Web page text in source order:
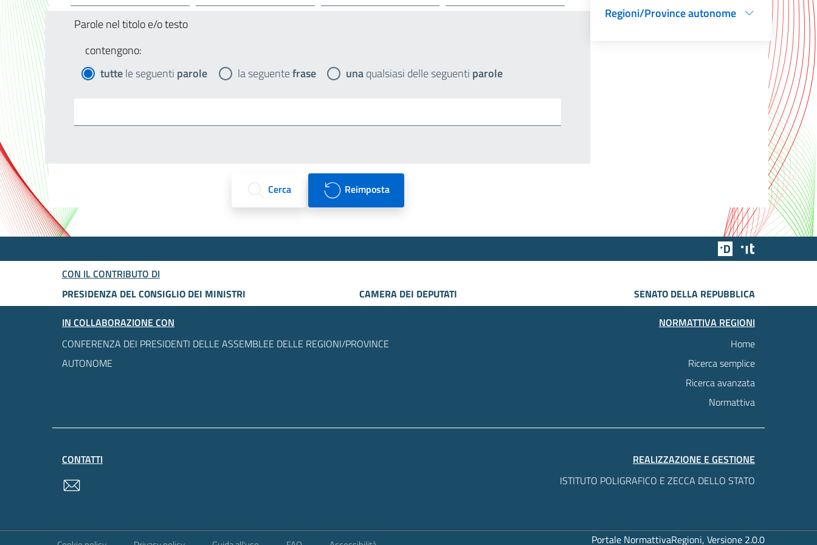
Parole nel titolo e/o testo
contengono:
tuttele seguenti parole la seguentefrase unaqualsiasi delle seguenti parole
Cerca Reimposta
Regioni/Province autonome
Team Digitale
CON IL CONTRIBUTO DI
PRESIDENZA DEL CONSIGLIO DEI MINISTRI
CAMERA DEI DEPUTATI
SENATO DELLA REPUBBLICA
IN COLLABORAZIONE CON
CONFERENZA DEI PRESIDENTI DELLE ASSEMBLEE DELLE REGIONI/PROVINCE
AUTONOME
NORMATTIVA REGIONI
Home
Ricerca semplice
Ricerca avanzata
Normattiva
CONTATTI
REALIZZAZIONE E GESTIONE
ISTITUTO POLIGRAFICO E ZECCA DELLO STATO
Portale NormattivaRegioni, Versione 2.0.0